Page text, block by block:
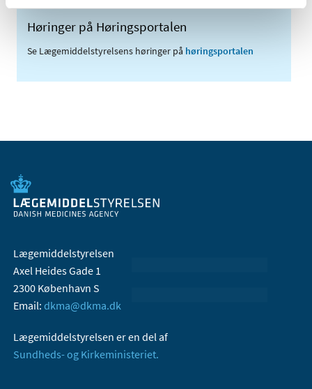
Høringer på Høringsportalen
Se Lægemiddelstyrelsens høringer på høringsportalen
Lægemiddelstyrelsen
Axel Heides Gade 1
2300 København S
Email: dkma@dkma.dk
Lægemiddelstyrelsen er en del af
Sundheds- og Kirkeministeriet.